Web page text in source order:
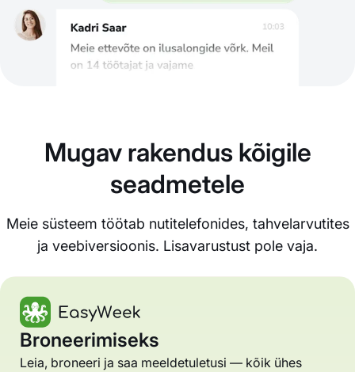
Mugav rakendus kõigile
seadmetele
Meie süsteem töötab nutitelefonides, tahvelarvutites
ja veebiversioonis. Lisavarustust pole vaja.
Broneerimiseks
Leia, broneeri ja saa meeldetuletusi — kõik ühes